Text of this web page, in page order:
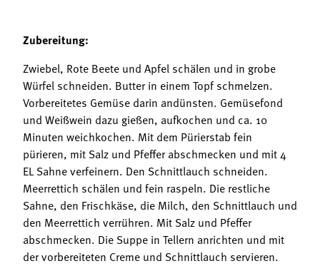
Zubereitung:
Zwiebel, Rote Beete und Apfel schälen und in grobe
Würfel schneiden. Butter in einem Topf schmelzen.
Vorbereitetes Gemüse darin andünsten. Gemüsefond
und Weißwein dazu gießen, aufkochen und ca. 10
Minuten weichkochen. Mit dem Pürierstab fein
pürieren, mit Salz und Pfeffer abschmecken und mit 4
EL Sahne verfeinern. Den Schnittlauch schneiden.
Meerrettich schälen und fein raspeln. Die restliche
Sahne, den Frischkäse, die Milch, den Schnittlauch und
den Meerrettich verrühren. Mit Salz und Pfeffer
abschmecken. Die Suppe in Tellern anrichten und mit
der vorbereiteten Creme und Schnittlauch servieren.